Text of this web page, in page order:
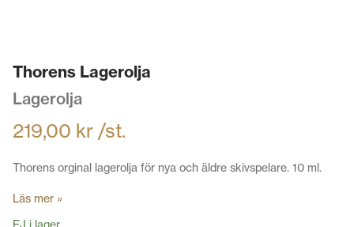
Thorens Lagerolja
Lagerolja
219,00 kr /st.
Thorens orginal lagerolja för nya och äldre skivspelare. 10 ml.
Läs mer »